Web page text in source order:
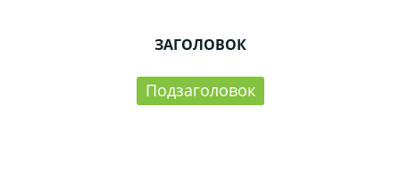
ЗАГОЛОВОК
Подзаголовок